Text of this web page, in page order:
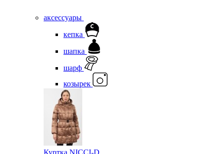
аксессуары
кепка
шапка
шарф
козырек
Куртка NICCI-D